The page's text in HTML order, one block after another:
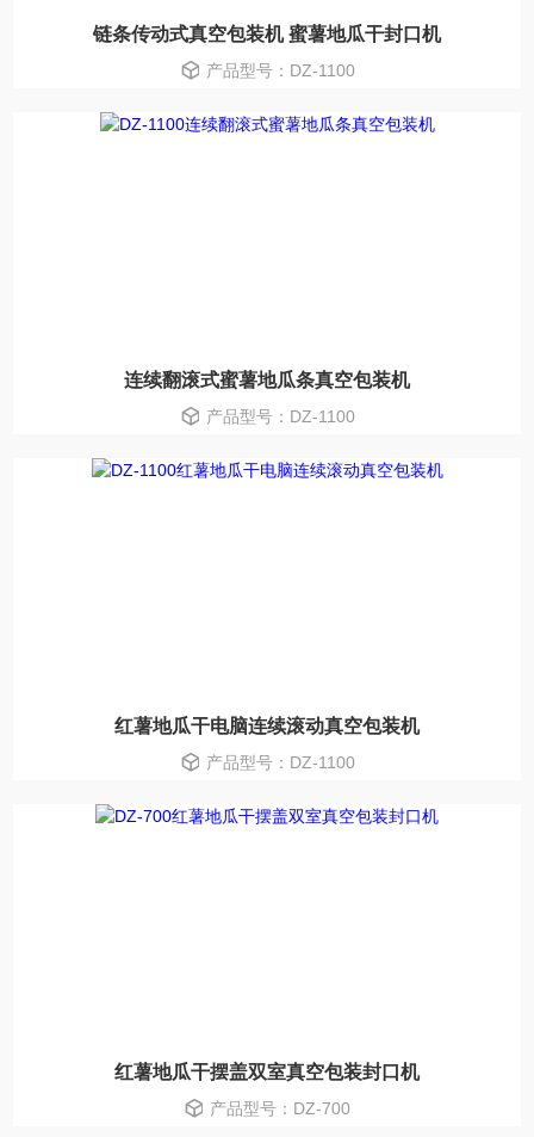
链条传动式真空包装机 蜜薯地瓜干封口机
产品型号：DZ-1100
连续翻滚式蜜薯地瓜条真空包装机
产品型号：DZ-1100
红薯地瓜干电脑连续滚动真空包装机
产品型号：DZ-1100
红薯地瓜干摆盖双室真空包装封口机
产品型号：DZ-700